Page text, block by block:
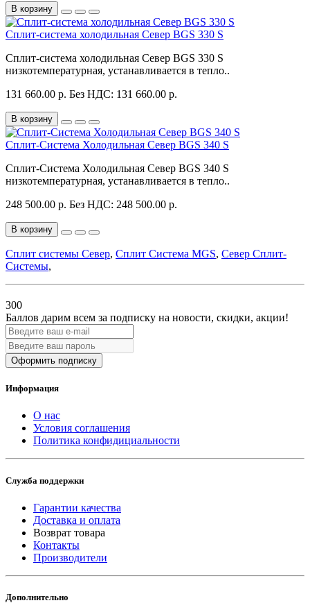
В корзину
Сплит-система холодильная Север BGS 330 S
Сплит-система холодильная Север BGS 330 S
низкотемпературная, устанавливается в тепло..
131 660.00 р. Без НДС: 131 660.00 р.
В корзину
Сплит-Система Холодильная Север BGS 340 S
Сплит-Система Холодильная Север BGS 340 S
низкотемпературная, устанавливается в тепло..
248 500.00 р. Без НДС: 248 500.00 р.
В корзину
Сплит системы Север, Сплит Система MGS, Север Сплит-
Системы,
300
Баллов дарим всем за подписку на новости, скидки, акции!
Оформить подписку
Информация
О нас
Условия соглашения
Политика конфидициальности
Служба поддержки
Гарантии качества
Доставка и оплата
Возврат товара
Контакты
Производители
Дополнительно